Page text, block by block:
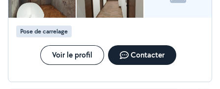
Pose de carrelage
Voir le profil Contacter